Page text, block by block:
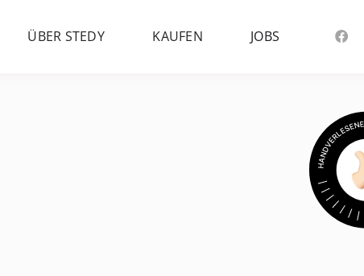
ÜBER STEDY KAUFEN JOBS